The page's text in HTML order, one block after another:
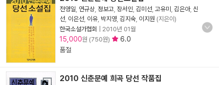
전영일 연규상 정보고 장서인 김미선 고유미 김은아, 신
선 이은선 이유 박지영 김지숙 이지원 (지은이)
한국소설가협회
2010년 01월
15,000원 (750원)
6.0
품절
2010 신춘문예 희곡 당선 작품집